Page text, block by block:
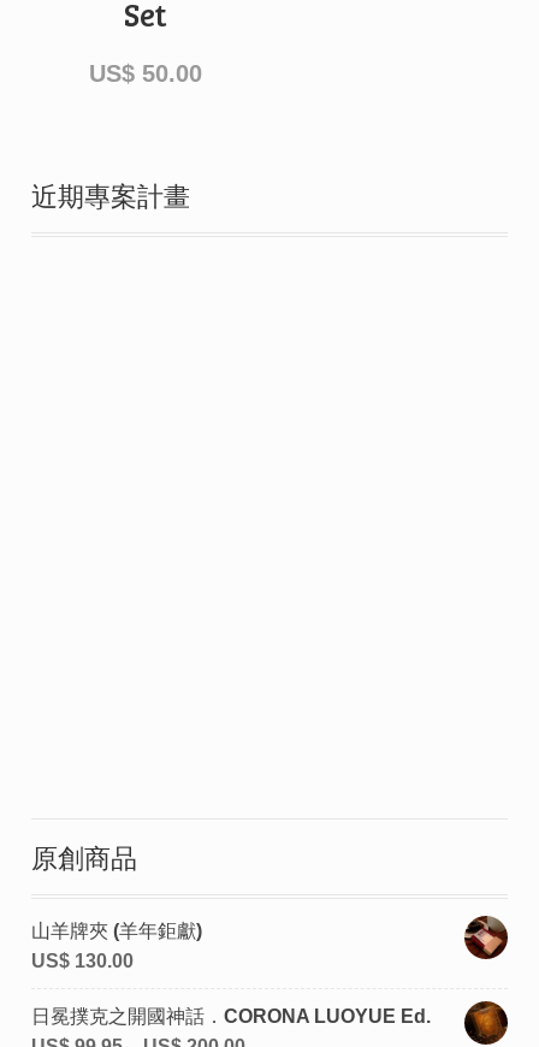
Set
US$50.00
近期專案計畫
原創商品
山羊牌夾 (羊年鉅獻)
US$130.00
日冕撲克之開國神話．CORONA LUOYUE Ed.